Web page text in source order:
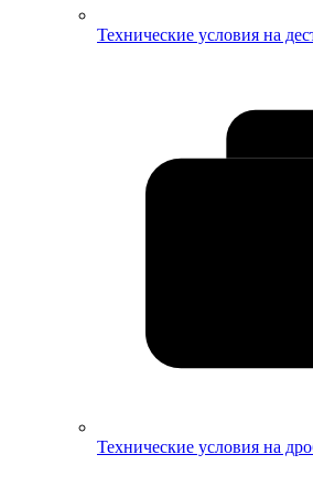
Технические условия на
Технические условия на